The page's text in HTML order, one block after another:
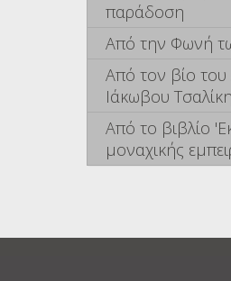
παράδοση
Από την Φωνή
Από τον βίο του
Ιάκωβου Τσαλίκη
Από το βιβλίο
μοναχικής